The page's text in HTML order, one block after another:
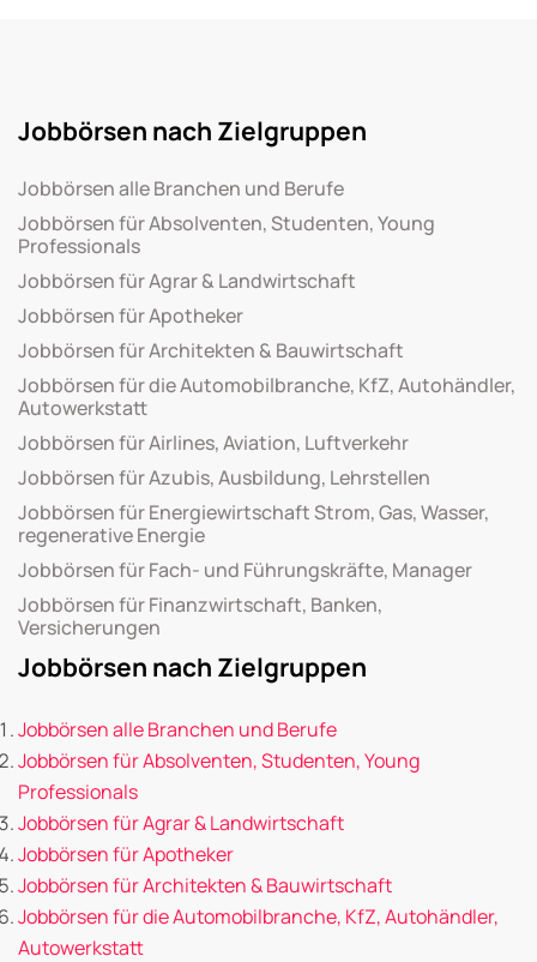
Jobbörsen nach Zielgruppen
Jobbörsen alle Branchen und Berufe
Jobbörsen für Absolventen, Studenten, Young
Professionals
Jobbörsen für Agrar & Landwirtschaft
Jobbörsen für Apotheker
Jobbörsen für Architekten & Bauwirtschaft
Jobbörsen für die Automobilbranche, KfZ, Autohändler,
Autowerkstatt
Jobbörsen für Airlines, Aviation, Luftverkehr
Jobbörsen für Azubis, Ausbildung, Lehrstellen
Jobbörsen für Energiewirtschaft Strom, Gas, Wasser,
regenerative Energie
Jobbörsen für Fach- und Führungskräfte, Manager
Jobbörsen für Finanzwirtschaft, Banken,
Versicherungen
Jobbörsen nach Zielgruppen
Jobbörsen alle Branchen und Berufe
Jobbörsen für Absolventen, Studenten, Young
Professionals
Jobbörsen für Agrar & Landwirtschaft
Jobbörsen für Apotheker
Jobbörsen für Architekten & Bauwirtschaft
Jobbörsen für die Automobilbranche, KfZ, Autohändler,
Autowerkstatt